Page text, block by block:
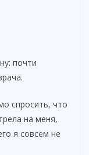
почти
спросить, что
на меня,
я совсем не